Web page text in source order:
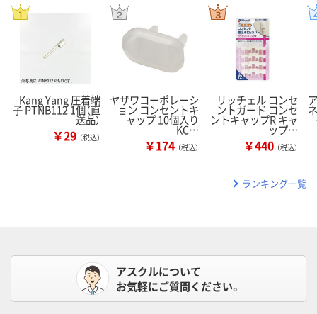
Kang Yang 圧着端
子 PTNB112 1個（直
送品）
￥29 （税込）
ヤザワコーポレーシ
ョン コンセントキ
ャップ 10個入り
KC…
￥174 （税込）
リッチェル コンセ
ントガード コンセ
ントキャップR キャ
ップ…
￥440 （税込）
ランキング一覧
アスクルについて
お気軽にご質問ください。